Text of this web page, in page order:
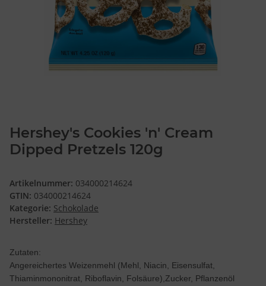
Hershey's Cookies 'n' Cream
Dipped Pretzels 120g
Artikelnummer: 034000214624
GTIN: 034000214624
Kategorie: Schokolade
Hersteller: Hershey
Zutaten:
Angereichertes Weizenmehl (Mehl, Niacin, Eisensulfat,
Thiaminmononitrat, Riboflavin, Folsäure),Zucker, Pflanzenöl